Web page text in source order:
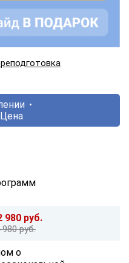
Цена
980 руб.
руб.
о